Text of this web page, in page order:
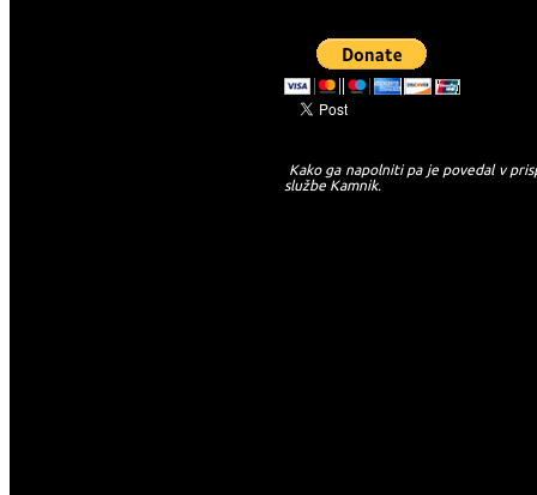
Kako ga napolniti pa je povedal v
službe Kamnik.